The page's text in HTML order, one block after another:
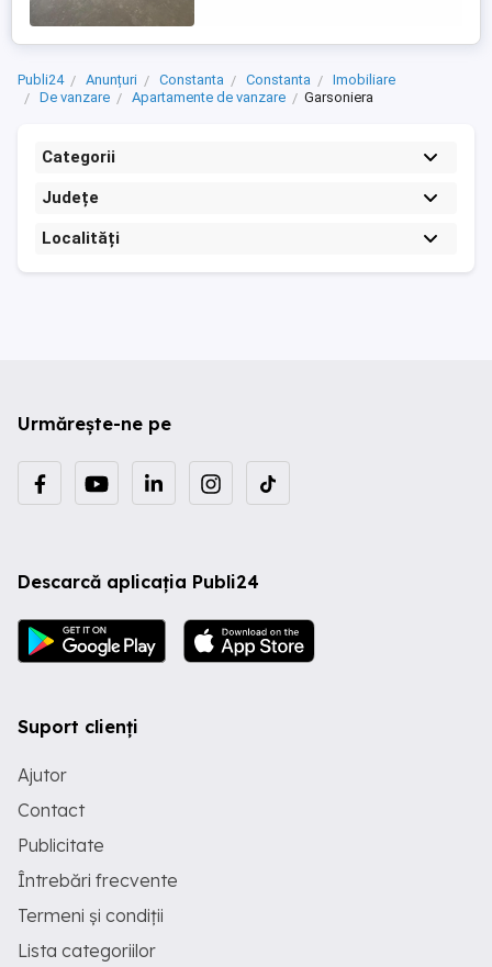
Publi24 Anunțuri Constanta Constanta
Imobiliare
De vanzare
Apartamente de vanzare Garsoniera
Categorii
Județe
Localități
Urmărește-ne pe
Descarcă aplicația Publi24
Suport clienți
Ajutor
Contact
Publicitate
Întrebări frecvente
Termeni și condiții
Lista categoriilor